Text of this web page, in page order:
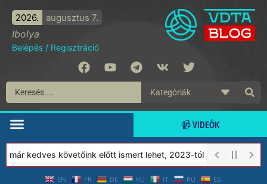
2026. augusztus 7.
Ibolya
Belépés / Regisztráció
📹 VIDEÓK
kedves követőink előtt ismert lehet, 2023-tól a Védett
EN FR DE HU IT RU ES